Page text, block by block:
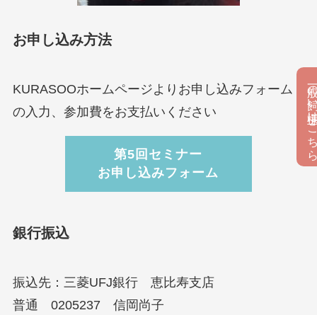
お申し込み方法
KURASOOホームページよりお申し込みフォーム
の入力、参加費をお支払いください
第5回セミナー
お申し込みフォーム
銀行振込
振込先：三菱UFJ銀行 恵比寿支店
普通 0205237 信岡尚子
一般の飼